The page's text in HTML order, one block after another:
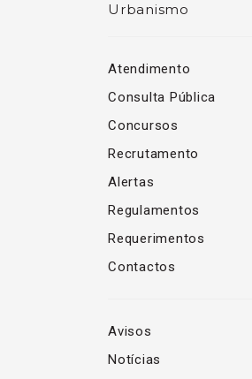
Urbanismo
Atendimento
Consulta Pública
Concursos
Recrutamento
Alertas
Regulamentos
Requerimentos
Contactos
Avisos
Notícias